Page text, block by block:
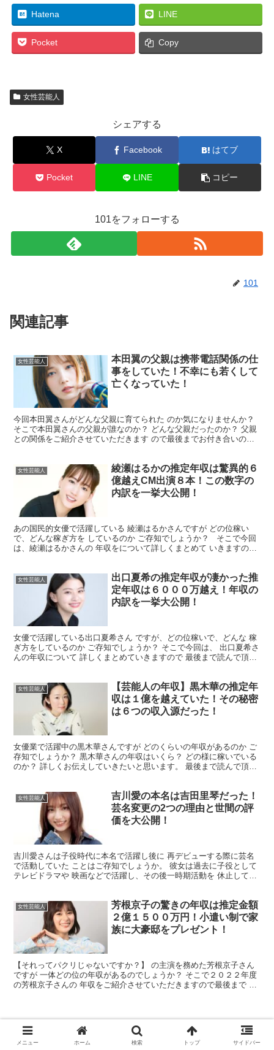
Hatena LINE
Pocket Copy
女性芸能人
シェアする
X Facebook はてブ
Pocket LINE コピー
101をフォローする
101
関連記事
女性芸能人
本田翼の父親は携帯電話関係の仕
事をしていた！不幸にも若くして
亡くなっていた！
今回本田翼さんがどんな父親に育てられた のか気になりませんか？
そこで本田翼さんの父親が誰なのか？ どんな父親だったのか？ 父親
との関係をご紹介させていただきます ので最後までお付き合いのほ
女性芸能人
綾瀬はるかの推定年収は驚異的６
億越えCM出演８本！この数字の
内訳を一挙大公開！
あの国民的女優で活躍している 綾瀬はるかさんですが どの位稼い
で、どんな稼ぎ方を しているのか ご存知でしょうか？ そこで今回
は、綾瀬はるかさんの 年収をについて詳しくまとめて いきますので
女性芸能人
出口夏希の推定年収が凄かった推
定年収は６０００万越え！年収の
内訳を一挙大公開！
女優で活躍している出口夏希さん ですが、どの位稼いで、どんな 稼
ぎ方をしているのか ご存知でしょうか？ そこで今回は、 出口夏希さ
んの年収について 詳しくまとめていきますので 最後まで読んで頂け
女性芸能人
【芸能人の年収】黒木華の推定年
収は１億を越えていた！その秘密
は６つの収入源だった！
女優業で活躍中の黒木華さんですが どのくらいの年収があるのか ご
存知でしょうか？ 黒木華さんの年収はいくら？ どの様に稼いでいる
のか？ 詳しくお伝えしていきたいと思います。 最後まで読んで頂け
女性芸能人
吉川愛の本名は吉田里琴だった！
芸名変更の2つの理由と世間の評
価を大公開！
吉川愛さんは子役時代に本名で活躍し後に 再デビューする際に芸名
で活動していた ことはご存知でしょうか。 彼女は過去に子役として
テレビドラマや 映画などで活躍し、その後一時期活動を 休止してい
女性芸能人
芳根京子の驚きの年収は推定金額
２億１５００万円！小遣い制で家
族に大豪邸をプレゼント！
【それってパクリじゃないですか？】 の主演を務めた芳根京子さん
ですが 一体どの位の年収があるのでしょうか？ そこで２０２２年度
の芳根京子さんの 年収をご紹介させていただきますので最後まで お
松嶋菜々子の本名は松嶋奈奈子で卒アル
メニュー ホーム 検索 トップ サイドバー